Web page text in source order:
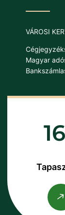
VÁROSI
Magyar
16